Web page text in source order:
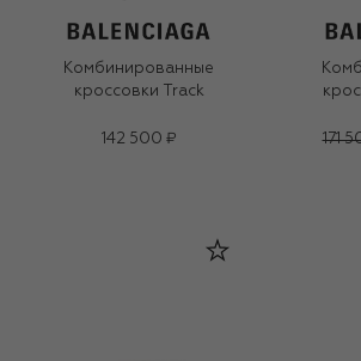
Комбинированные
кроссовки Track
142 500 ₽
171